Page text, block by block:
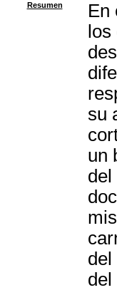
Resumen
En
su
un
del
del
del